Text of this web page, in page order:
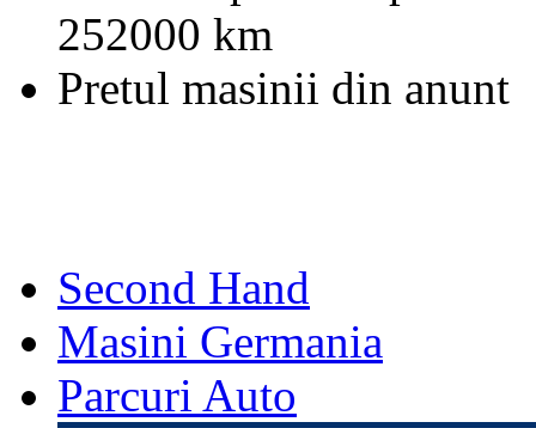
252000 km
Pretul masinii din anunt
Second Hand
Masini Germania
Parcuri Auto